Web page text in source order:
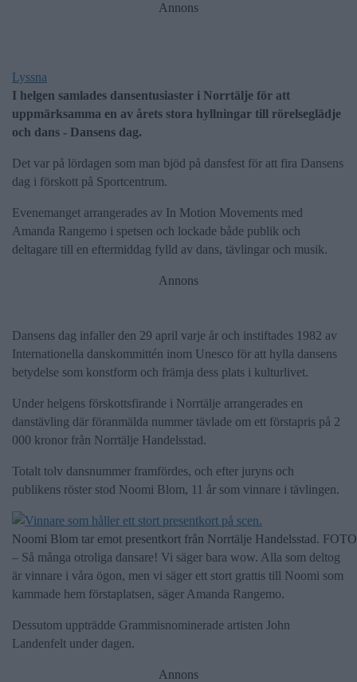
Annons
Lyssna
I helgen samlades dansentusiaster i Norrtälje för att
uppmärksamma en av årets stora hyllningar till rörelseglädje
och dans - Dansens dag.
Det var på lördagen som man bjöd på dansfest för att fira Dansens
dag i förskott på Sportcentrum.
Evenemanget arrangerades av In Motion Movements med
Amanda Rangemo i spetsen och lockade både publik och
deltagare till en eftermiddag fylld av dans, tävlingar och musik.
Annons
Dansens dag infaller den 29 april varje år och instiftades 1982 av
Internationella danskommittén inom Unesco för att hylla dansens
betydelse som konstform och främja dess plats i kulturlivet.
Under helgens förskottsfirande i Norrtälje arrangerades en
danstävling där föranmälda nummer tävlade om ett förstapris på 2
000 kronor från Norrtälje Handelsstad.
Totalt tolv dansnummer framfördes, och efter juryns och
publikens röster stod Noomi Blom, 11 år som vinnare i tävlingen.
Noomi Blom tar emot presentkort från Norrtälje Handelsstad.
– Så många otroliga dansare! Vi säger bara wow. Alla som deltog
är vinnare i våra ögon, men vi säger ett stort grattis till Noomi som
kammade hem förstaplatsen, säger Amanda Rangemo.
Dessutom uppträdde Grammisnominerade artisten John
Landenfelt under dagen.
Annons